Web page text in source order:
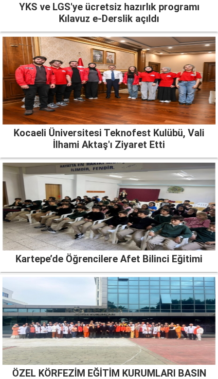
YKS ve LGS'ye ücretsiz hazırlık programı
Kılavuz e-Derslik açıldı
Kocaeli Üniversitesi Teknofest Kulübü, Vali
İlhami Aktaş'ı Ziyaret Etti
Kartepe’de Öğrencilere Afet Bilinci Eğitimi
ÖZEL KÖRFEZİM EĞİTİM KURUMLARI BASIN